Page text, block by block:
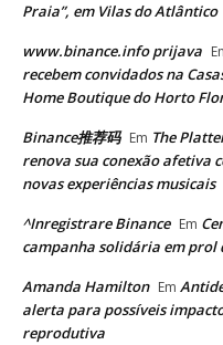
Praia”, em Vilas do Atlântico
www.binance.info prijava
recebem convidados na
Home Boutique do Horto
Binance推荐码 Em The
renova sua conexão afetiva
novas experiências musicais
^Inregistrare Binance Em
campanha solidária em prol
Amanda Hamilton Em
alerta para possíveis
reprodutiva